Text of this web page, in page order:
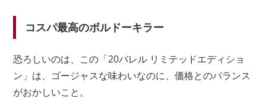
コスパ最高のボルドーキラー
恐ろしいのは、この「20バレル リミテッドエディショ
ン」は、ゴージャスな味わいなのに、価格とのバランス
がおかしいこと。